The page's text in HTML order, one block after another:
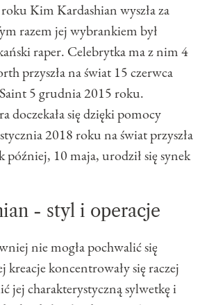
Kim Kardashian wyszła za
razem jej wybrankiem był
raper. Celebrytka ma z nim 4
przyszła na świat 15 czerwca
5 grudnia 2015 roku.
doczekała się dzięki pomocy
2018 roku na świat przyszła
później, 10 maja, urodził się synek
- styl i operacje
nie mogła pochwalić się
kreacje koncentrowały się raczej
jej charakterystyczną sylwetkę i